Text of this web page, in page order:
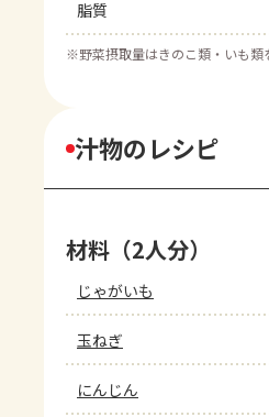
脂質
※野菜摂取量はきのこ類・いも類
汁物のレシピ
材料（2人分）
じゃがいも
玉ねぎ
にんじん